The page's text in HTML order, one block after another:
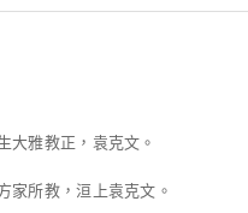
大雅教正，袁克文。
家所教，洹上袁克文。